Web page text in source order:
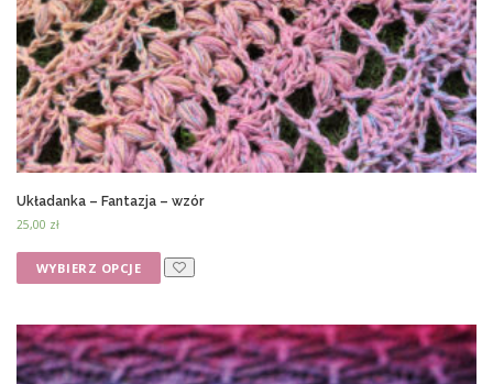
Układanka – Fantazja – wzór
25,00 zł
WYBIERZ OPCJE